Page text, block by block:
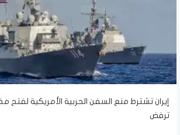
إيران تشترط منع السفن الحربية الأمريكية
ترفض